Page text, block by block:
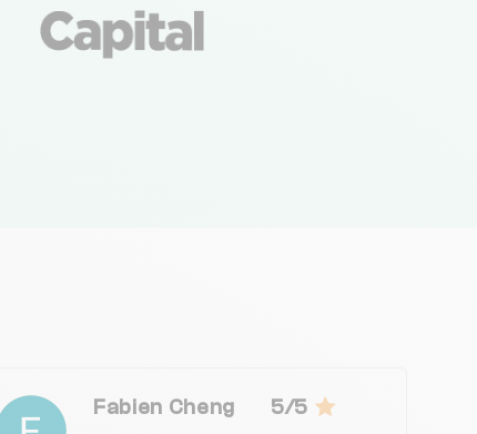
Fabien Cheng 5/5